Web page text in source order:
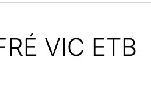
VIC ETB